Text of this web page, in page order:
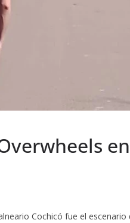
Cochicó fue el